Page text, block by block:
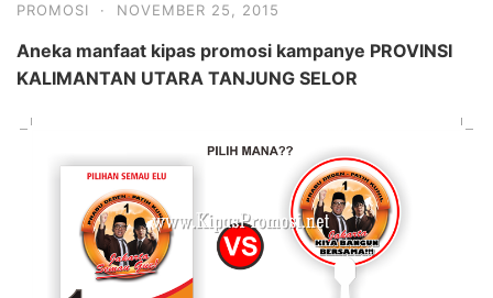
PROMOSI
· NOVEMBER 25, 2015
Aneka manfaat kipas promosi kampanye PROVINSI
KALIMANTAN UTARA TANJUNG SELOR